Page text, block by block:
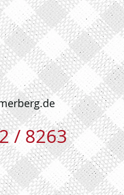
/ 8263